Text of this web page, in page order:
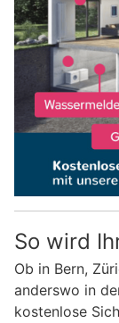
So wird
Ob in Bern,
anderswo in
kostenlose